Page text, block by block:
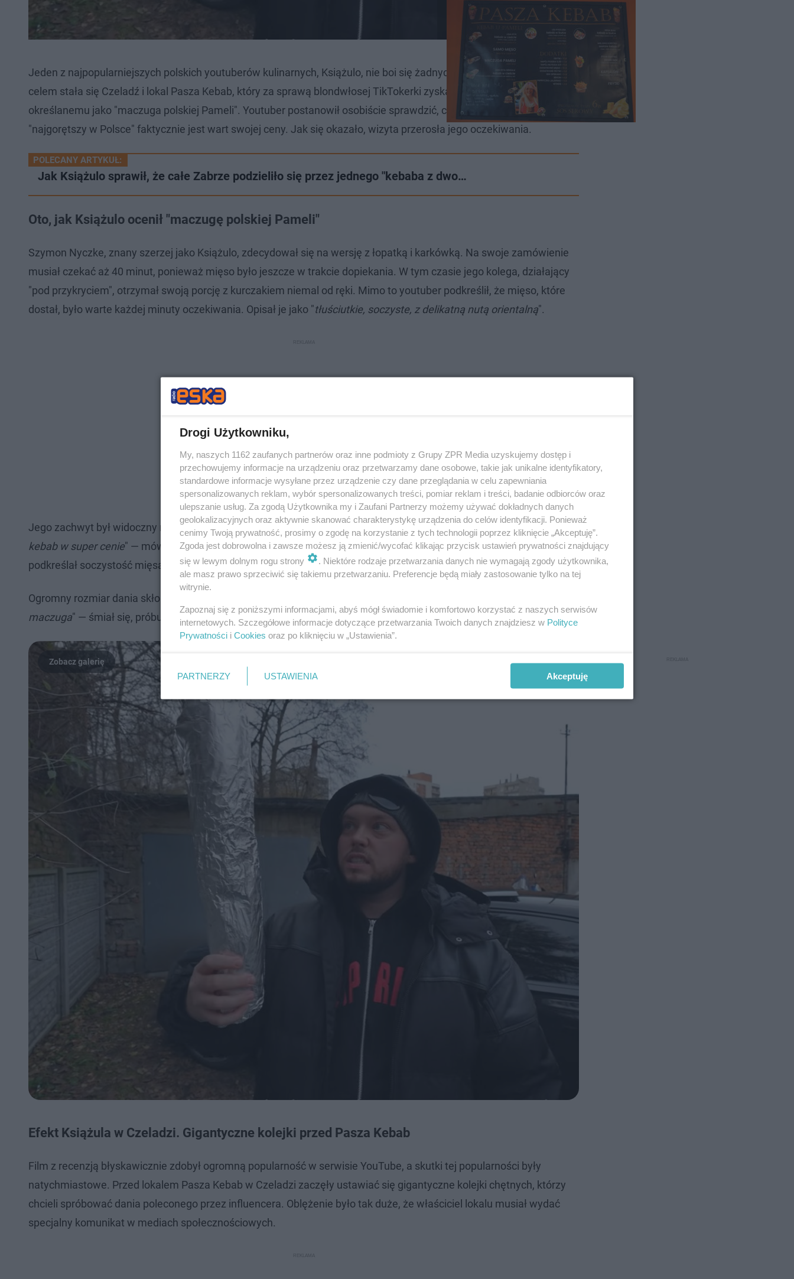
Jeden z najpopularniejszych polskich youtuberów kulinarnych, Książulo, nie boi się żadnych wyzwań. Tym razem jego
celem stała się Czeladź i lokal Pasza Kebab, który za sprawą blondwłosej TikTokerki zyskał sławę dzięki daniu
określanemu jako "maczuga polskiej Pameli". Youtuber postanowił osobiście sprawdzić, czy kebab reklamowany jako
"najgorętszy w Polsce" faktycznie jest wart swojej ceny. Jak się okazało, wizyta przerosła jego oczekiwania.
POLECANY ARTYKUŁ:
Jak Książulo sprawił, że całe Zabrze podzieliło się przez jednego "kebaba z dwo…
Oto, jak Książulo ocenił "maczugę polskiej Pameli"
Szymon Nyczke, znany szerzej jako Książulo, zdecydował się na wersję z łopatką i karkówką. Na swoje zamówienie
musiał czekać aż 40 minut, ponieważ mięso było jeszcze w trakcie dopiekania. W tym czasie jego kolega, działający
"pod przykryciem", otrzymał swoją porcję z kurczakiem niemal od ręki. Mimo to youtuber podkreślił, że mięso, które
dostał, było warte każdej minuty oczekiwania. Opisał je jako "tłuściutkie, soczyste, z delikatną nutą orientalną".
Jego zachwyt był widoczny na nagraniu. "
Bardzo dobre to jest. Mega mi to smakuje. Za takie pieniądze? (...) Super
kebab w super cenie" — mówił z entuzjazmem. Równie pozytywnie wypowiedział się jego towarzysz, Mualan, który
podkreślał soczystość mięsa.
Ogromny rozmiar dania skłonił go do żartobliwego komentarza: "
maczuga" — śmiał się, próbując poradzić sobie z potężnym kebabem.
Efekt Książula w Czeladzi. Gigantyczne kolejki przed Pasza Kebab
Film z recenzją błyskawicznie zdobył ogromną popularność w serwisie YouTube, a skutki tej popularności były
natychmiastowe. Przed lokalem Pasza Kebab w Czeladzi zaczęły ustawiać się gigantyczne kolejki chętnych, którzy
chcieli spróbować dania poleconego przez influencera. Oblężenie było tak duże, że właściciel lokalu musiał wydać
specjalny komunikat w mediach społecznościowych.
Drogi Użytkowniku,
My, naszych 1162 zaufanych partnerów oraz inne podmioty z Grupy ZPR Media uzyskujemy dostęp i
przechowujemy informacje na urządzeniu oraz przetwarzamy dane osobowe, takie jak unikalne identyfikatory,
standardowe informacje wysyłane przez urządzenie czy dane przeglądania w celu zapewniania
spersonalizowanych reklam, wybór spersonalizowanych treści, pomiar reklam i treści, badanie odbiorców oraz
ulepszanie usług. Za zgodą Użytkownika my i Zaufani Partnerzy możemy używać dokładnych danych
geolokalizacyjnych oraz aktywnie skanować charakterystykę urządzenia do celów identyfikacji. Ponieważ
cenimy Twoją prywatność, prosimy o zgodę na korzystanie z tych technologii poprzez kliknięcie „Akceptuję”.
Zgoda jest dobrowolna i zawsze możesz ją zmienić/wycofać klikając przycisk ustawień prywatności znajdujący
się w lewym dolnym rogu strony
. Niektóre rodzaje przetwarzania danych nie wymagają zgody użytkownika,
ale masz prawo sprzeciwić się takiemu przetwarzaniu. Preferencje będą miały zastosowanie tylko na tej
witrynie.
Zapoznaj się z poniższymi informacjami, abyś mógł świadomie i komfortowo korzystać z naszych serwisów
internetowych. Szczegółowe informacje dotyczące przetwarzania Twoich danych znajdziesz w Polityce
Prywatności i Cookies oraz po kliknięciu w „Ustawienia”.
PARTNERZY USTAWIENIA Akceptuję